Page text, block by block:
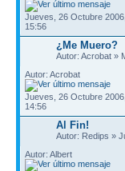
Jueves, 26 Octubre 2006,
15:56
¿Me Muero?
Autor: Acrobat »
Autor: Acrobat
Jueves, 26 Octubre 2006,
14:56
Al Fin!
Autor: Redips »
Autor: Albert